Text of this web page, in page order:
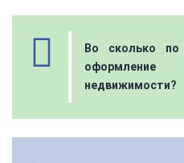
Во сколько по
оформление
недвижимости?